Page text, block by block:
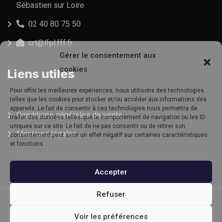
Gérer le consentement aux
cookies
Pour offrir les meilleures expériences, nous utilisons des technologies
telles que les cookies pour stocker et/ou accéder aux informations des
appareils. Le fait de consentir à ces technologies nous permettra de
traiter des données telles que le comportement de navigation ou les ID
uniques sur ce site. Le fait de ne pas consentir ou de retirer son
consentement peut avoir un effet négatif sur certaines caractéristiques
et fonctions.
Accepter
Refuser
Voir les préférences
Sébastien sur Loire
02 40 80 75 50
crt@lfpl.fff.fr
Liens utiles
Conditions générales de vente
Mentions légales
© Copyright CSR 2022. Tous droits réservés | Site